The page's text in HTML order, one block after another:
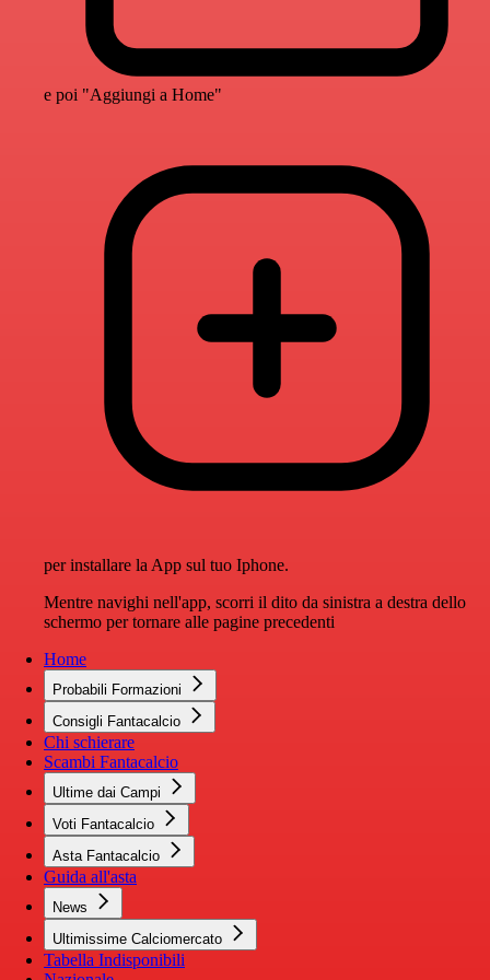
e poi "Aggiungi a Home"
per installare la App sul tuo Iphone.
Mentre navighi nell'app, scorri il dito da sinistra a destra dello
schermo per tornare alle pagine precedenti
Home
Probabili Formazioni
Consigli Fantacalcio
Chi schierare
Scambi Fantacalcio
Ultime dai Campi
Voti Fantacalcio
Asta Fantacalcio
Guida all'asta
News
Ultimissime Calciomercato
Tabella Indisponibili